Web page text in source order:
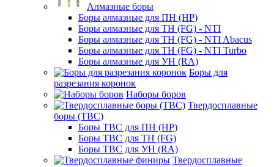
Алмазные боры
Боры алмазные для ПН (HP)
Боры алмазные для ТН (FG) - NTI
Боры алмазные для ТН (FG) - NTI Abacus
Боры алмазные для ТН (FG) - NTI Turbo
Боры алмазные для УН (RA)
Боры для
разрезания коронок
Наборы боров
Твердосплавные
боры (ТВС)
Боры ТВС для ПН (HP)
Боры ТВС для ТН (FG)
Боры ТВС для УН (RA)
Твердосплавные